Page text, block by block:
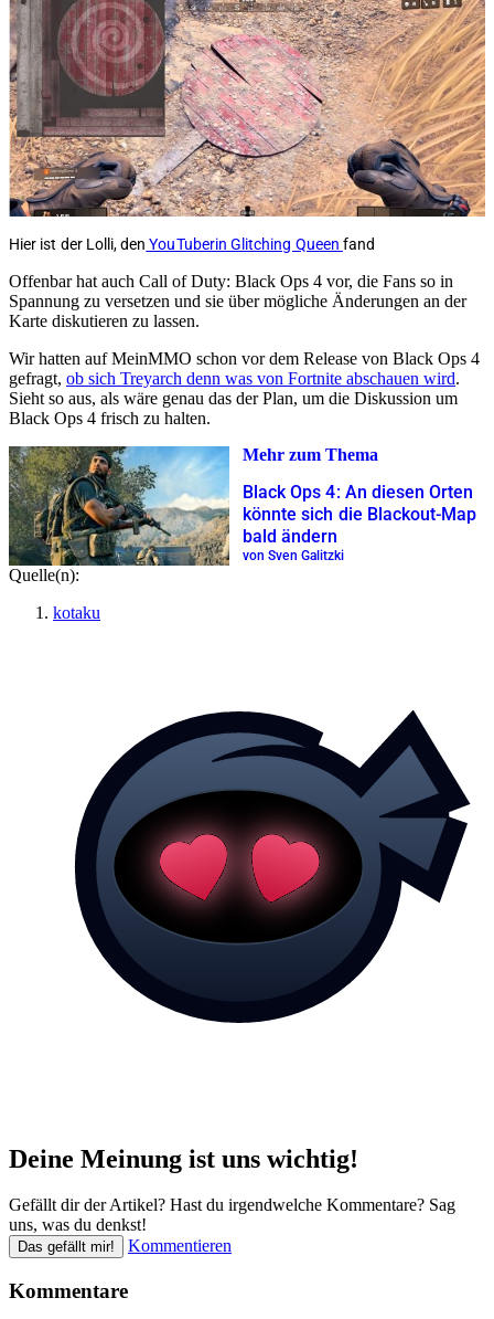
Hier ist der Lolli, den YouTuberin Glitching Queen fand
Offenbar hat auch Call of Duty: Black Ops 4 vor, die Fans so in
Spannung zu versetzen und sie über mögliche Änderungen an der
Karte diskutieren zu lassen.
Wir hatten auf MeinMMO schon vor dem Release von Black Ops 4
gefragt, ob sich Treyarch denn was von Fortnite abschauen wird.
Sieht so aus, als wäre genau das der Plan, um die Diskussion um
Black Ops 4 frisch zu halten.
Mehr zum Thema
Black Ops 4: An diesen Orten
könnte sich die Blackout-Map
bald ändern
von Sven Galitzki
Quelle(n):
kotaku
Deine Meinung ist uns wichtig!
Gefällt dir der Artikel? Hast du irgendwelche Kommentare? Sag
uns, was du denkst!
Das gefällt mir! Kommentieren
Kommentare